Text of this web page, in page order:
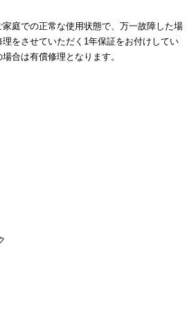
庭での正常な使用状態で、万一故障した場
をさせていただく1年保証をお付けしてい
合は有償修理となります。